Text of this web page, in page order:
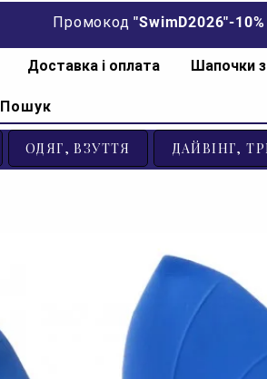
Промокод "SwimD2026"-
Доставка і оплата Шапочки
Пошук
ОДЯГ, ВЗУТТЯ ДАЙВІНГ,